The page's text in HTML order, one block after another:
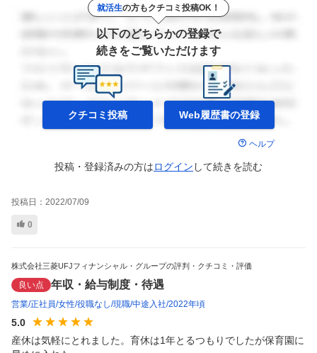
就活生の方もクチコミ投稿OK！
以下のどちらかの登録で
続きをご覧いただけます
クチコミ投稿 Web履歴書の登録
ヘルプ
投稿・登録済みの方はログイン して続きを読む
投稿日： 2022/07/09
0
株式会社三菱UFJフィナンシャル・グループの評判・クチコミ・評価
良い点 年収・給与制度・待遇
営業 正社員 女性 役職なし 現職 中途入社 2022年頃
5.0
産休は気軽にとれました。育休は1年とるつもりでしたが保育園に